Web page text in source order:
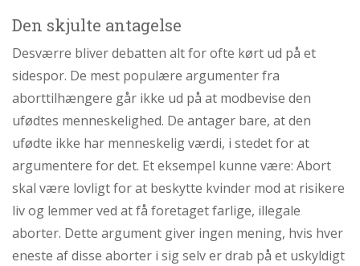
Den skjulte antagelse
Desværre bliver debatten alt for ofte kørt ud på et
sidespor. De mest populære argumenter fra
aborttilhængere går ikke ud på at modbevise den
ufødtes menneskelighed. De antager bare, at den
ufødte ikke har menneskelig værdi, i stedet for at
argumentere for det. Et eksempel kunne være: Abort
skal være lovligt for at beskytte kvinder mod at risikere
liv og lemmer ved at få foretaget farlige, illegale
aborter. Dette argument giver ingen mening, hvis hver
eneste af disse aborter i sig selv er drab på et uskyldigt